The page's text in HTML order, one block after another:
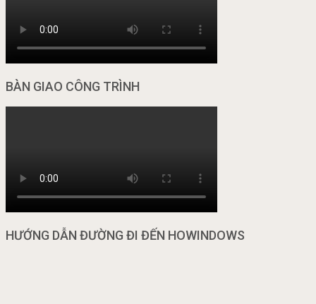
BÀN GIAO CÔNG TRÌNH
HƯỚNG DẪN ĐƯỜNG ĐI ĐẾN HOWINDOWS